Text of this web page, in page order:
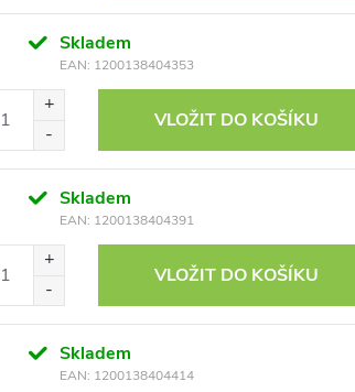
Skladem
EAN: 1200138404353
VLOŽIT DO KOŠÍKU
Skladem
EAN: 1200138404391
VLOŽIT DO KOŠÍKU
Skladem
EAN: 1200138404414